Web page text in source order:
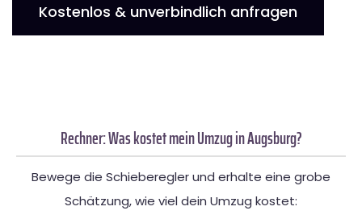
Kostenlos & unverbindlich anfragen
Rechner: Was kostet mein Umzug in Augsburg?
Bewege die Schieberegler und erhalte eine grobe
Schätzung, wie viel dein Umzug kostet: